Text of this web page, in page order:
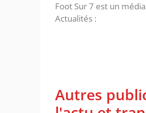
Foot Sur 7 est un
Actualités :
Autres